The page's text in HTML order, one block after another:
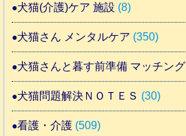
犬猫(介護)ケア 施設 (8)
犬猫さん メンタルケア (350)
犬猫さんと暮す前準備 マッチング
犬猫問題解決ＮＯＴＥＳ (30)
看護・介護 (509)